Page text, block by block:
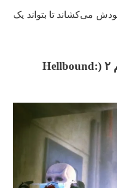
می‌کشاند تا بتواند یک
۱۱. پابند جهنم: برپاخیزان جهنم ۲ (Hellbound: